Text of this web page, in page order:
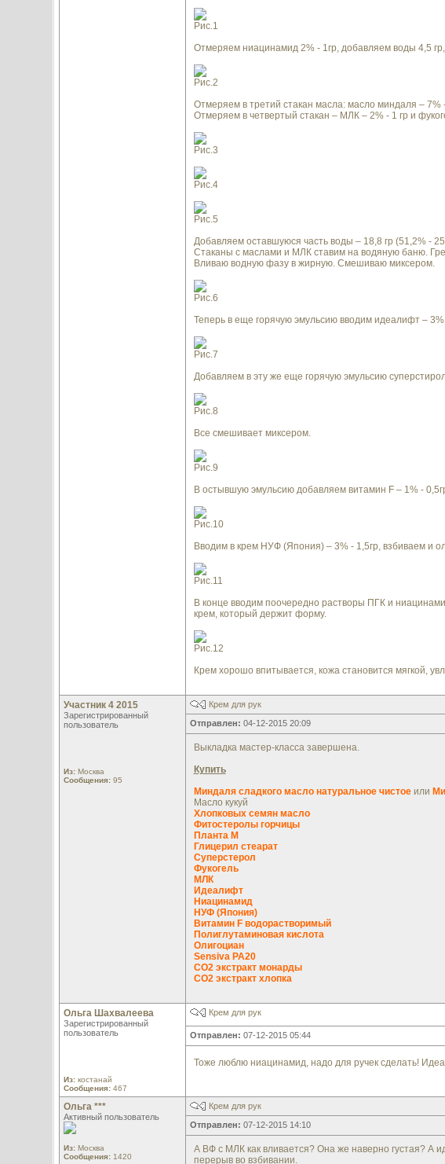
Рис.1
Отмеряем ниацинамид 2% - 1гр, добавляем воды 4,5
Рис.2
Отмеряем в третий стакан масла: масло миндаля – 7%
Отмеряем в четвертый стакан – МЛК – 2% - 1 гр и
Рис.3
Рис.4
Рис.5
Добавляем оставшуюся часть воды – 18,8 гр (51,2% -
Стаканы с маслами и МЛК ставим на водяную баню.
Вливаю водную фазу в жирную. Смешиваю миксером.
Рис.6
Теперь в еще горячую эмульсию вводим идеалифт –
Рис.7
Добавляем в эту же еще горячую эмульсию
Рис.8
Все смешивает миксером.
Рис.9
В остывшую эмульсию добавляем витамин F – 1% -
Рис.10
Вводим в крем НУФ (Япония) – 3% - 1,5гр, взбиваем и
Рис.11
В конце вводим поочередно растворы ПГК и
крем, который держит форму.
Рис.12
Крем хорошо впитывается, кожа становится мягкой,
Участник 4 2015
Зарегистрированный
пользователь
Из:Москва
Сообщения:95
Крем для рук
Отправлен: 04-12-2015 20:09
Выкладка мастер-класса завершена.
Купить
Миндаля сладкого масло натуральное чистоеили
Масло кукуй
Хлопковых семян масло
Фитостеролы горчицы
Планта М
Глицерил стеарат
Суперстерол
Фукогель
МЛК
Идеалифт
Ниацинамид
НУФ (Япония)
Витамин F водорастворимый
Полиглутаминовая кислота
Олигоциан
Sensiva PA20
CO2 экстракт монарды
CO2 экстракт хлопка
Ольга Шахвалеева
Зарегистрированный
пользователь
Из:костанай
Сообщения:467
Крем для рук
Отправлен: 07-12-2015 05:44
Тоже люблю ниацинамид, надо для ручек сделать!
Ольга ***
Активный пользователь
Из:Москва
Сообщения:1420
Крем для рук
Отправлен: 07-12-2015 14:10
А ВФ с МЛК как вливается? Она же наверно густая? А
перерыв во взбивании.